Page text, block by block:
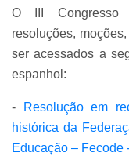
O III Congresso
resoluções,
ser acessados a
espanhol:
-
Resolução em
histórica da
Educação – Fecode